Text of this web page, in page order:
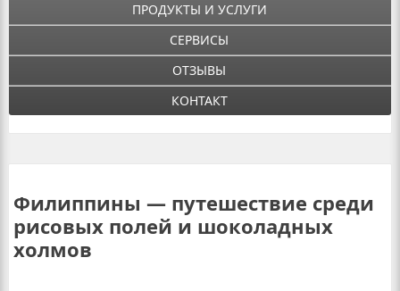
ПРОДУКТЫ И УСЛУГИ
СЕРВИСЫ
ОТЗЫВЫ
КОНТАКТ
Филиппины — путешествие среди
рисовых полей и шоколадных
холмов